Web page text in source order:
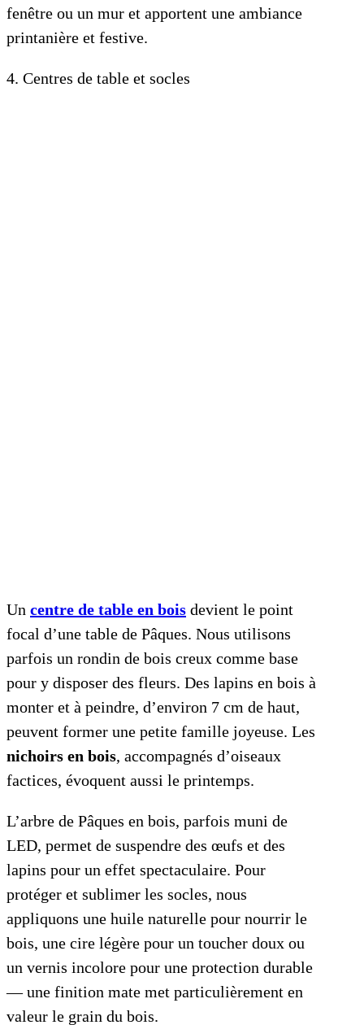
fenêtre ou un mur et apportent une ambiance
printanière et festive.
4. Centres de table et socles
Un centre de table en bois devient le point
focal d’une table de Pâques. Nous utilisons
parfois un rondin de bois creux comme base
pour y disposer des fleurs. Des lapins en bois à
monter et à peindre, d’environ 7 cm de haut,
peuvent former une petite famille joyeuse. Les
nichoirs en bois, accompagnés d’oiseaux
factices, évoquent aussi le printemps.
L’arbre de Pâques en bois, parfois muni de
LED, permet de suspendre des œufs et des
lapins pour un effet spectaculaire. Pour
protéger et sublimer les socles, nous
appliquons une huile naturelle pour nourrir le
bois, une cire légère pour un toucher doux ou
un vernis incolore pour une protection durable
— une finition mate met particulièrement en
valeur le grain du bois.